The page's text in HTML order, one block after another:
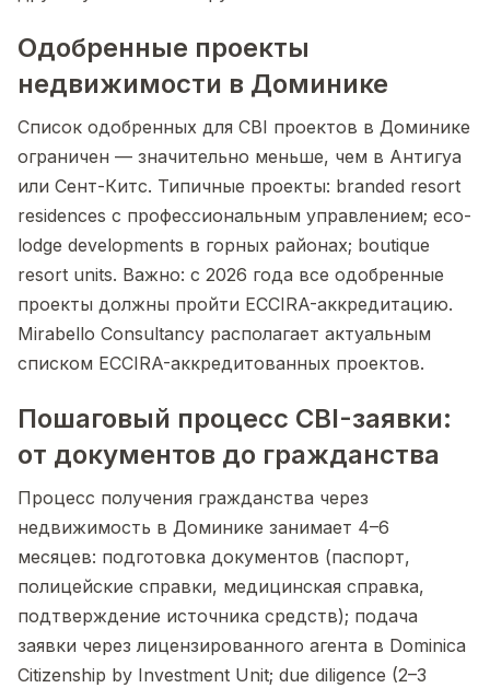
Одобренные проекты
недвижимости в Доминике
Список одобренных для CBI проектов в Доминике
ограничен — значительно меньше, чем в Антигуа
или Сент-Китс. Типичные проекты: branded resort
residences с профессиональным управлением; eco-
lodge developments в горных районах; boutique
resort units. Важно: с 2026 года все одобренные
проекты должны пройти ECCIRA-аккредитацию.
Mirabello Consultancy располагает актуальным
списком ECCIRA-аккредитованных проектов.
Пошаговый процесс CBI-заявки:
от документов до гражданства
Процесс получения гражданства через
недвижимость в Доминике занимает 4–6
месяцев: подготовка документов (паспорт,
полицейские справки, медицинская справка,
подтверждение источника средств); подача
заявки через лицензированного агента в Dominica
Citizenship by Investment Unit; due diligence (2–3